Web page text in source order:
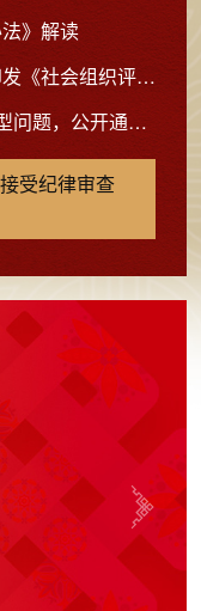
》解读
民政部、中央社会工作部联合印发《社会组织评比表彰活动管理办法》
3起整治形式主义为基层减负典型问题，公开通报！
受纪律审查